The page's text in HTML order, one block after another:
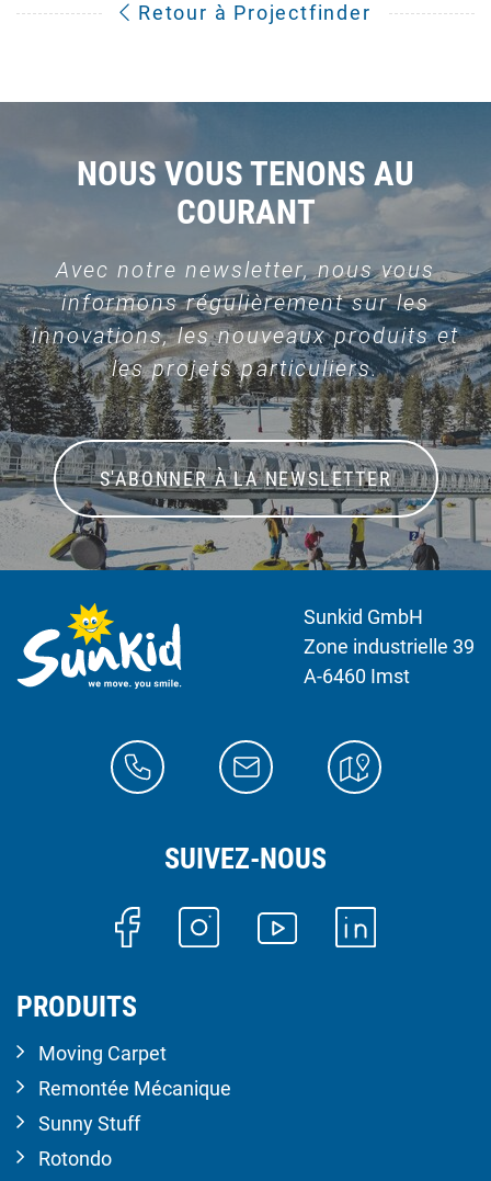
Retour à Projectfinder
NOUS VOUS TENONS AU
COURANT
Avec notre newsletter, nous vous
informons régulièrement sur les
innovations, les nouveaux produits et
les projets particuliers.
S'ABONNER À LA NEWSLETTER
Sunkid GmbH
Zone industrielle 39
A-6460 Imst
SUIVEZ-NOUS
PRODUITS
Moving Carpet
Remontée Mécanique
Sunny Stuff
Rotondo